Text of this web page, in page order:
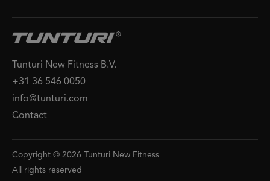
Tunturi New Fitness B.V.
+31 36 546 0050
info@tunturi.com
Contact
Copyright © 2026 Tunturi New Fitness
All rights reserved